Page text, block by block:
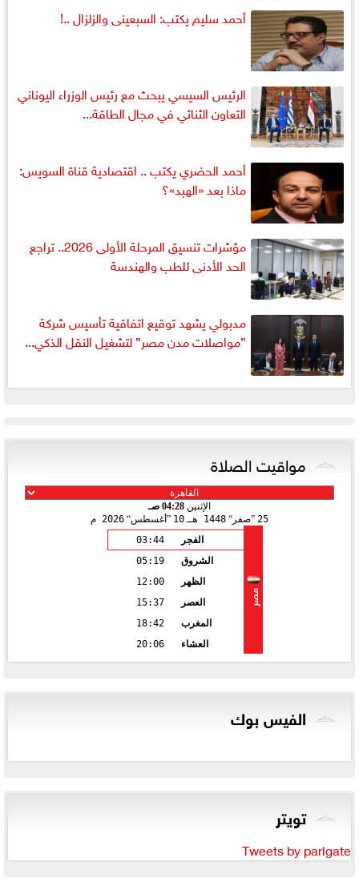
أحمد سليم يكتب: السبعينى والزلزال ..!
الرئيس السيسي يبحث مع رئيس الوزراء اليوناني
التعاون الثنائي في مجال الطاقة...
أحمد الحضري يكتب .. اقتصادية قناة السويس:
ماذا بعد «الهبد»؟
مؤشرات تنسيق المرحلة الأولى 2026.. تراجع
الحد الأدنى للطب والهندسة
مدبولي يشهد توقيع اتفاقية تأسيس شركة
”مواصلات مدن مصر” لتشغيل النقل الذكي...
مواقيت الصلاة
الإثنين 04:28 صـ
25 صفر 1448 هـ 10 أغسطس 2026 م
مصر
الفجر
03:44
الشروق
05:19
الظهر
12:00
العصر
15:37
المغرب
18:42
العشاء
20:06
الفيس بوك
تويتر
Tweets by parlgate